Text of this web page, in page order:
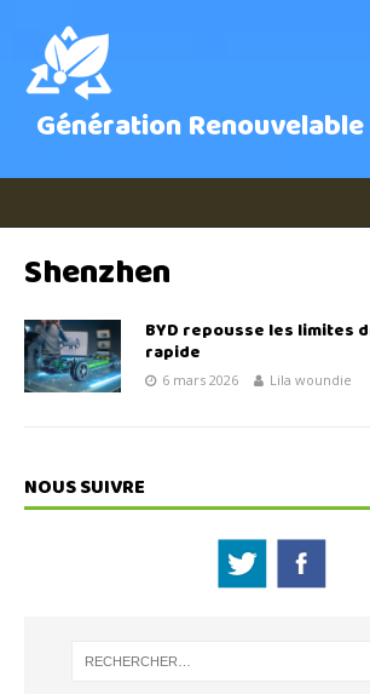
Génération Renouvelable
Shenzhen
BYD repousse les limites
rapide
6 mars 2026 Lila woundie
NOUS SUIVRE